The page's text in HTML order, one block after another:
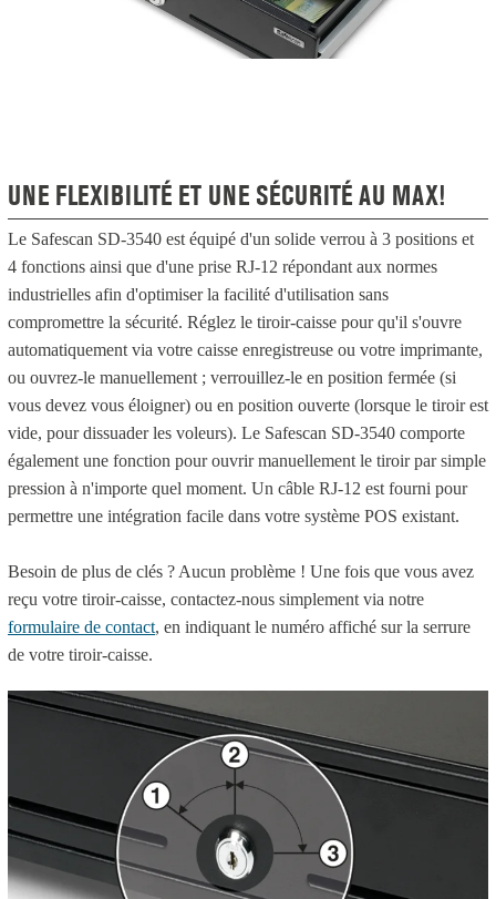
UNE FLEXIBILITÉ ET UNE SÉCURITÉ AU MAX!
Le Safescan SD-3540 est équipé d'un solide verrou à 3 positions et
4 fonctions ainsi que d'une prise RJ-12 répondant aux normes
industrielles afin d'optimiser la facilité d'utilisation sans
compromettre la sécurité. Réglez le tiroir-caisse pour qu'il s'ouvre
automatiquement via votre caisse enregistreuse ou votre imprimante,
ou ouvrez-le manuellement ; verrouillez-le en position fermée (si
vous devez vous éloigner) ou en position ouverte (lorsque le tiroir est
vide, pour dissuader les voleurs). Le Safescan SD-3540 comporte
également une fonction pour ouvrir manuellement le tiroir par simple
pression à n'importe quel moment. Un câble RJ-12 est fourni pour
permettre une intégration facile dans votre système POS existant.
Besoin de plus de clés ? Aucun problème ! Une fois que vous avez
reçu votre tiroir-caisse, contactez-nous simplement via notre
formulaire de contact, en indiquant le numéro affiché sur la serrure
de votre tiroir-caisse.